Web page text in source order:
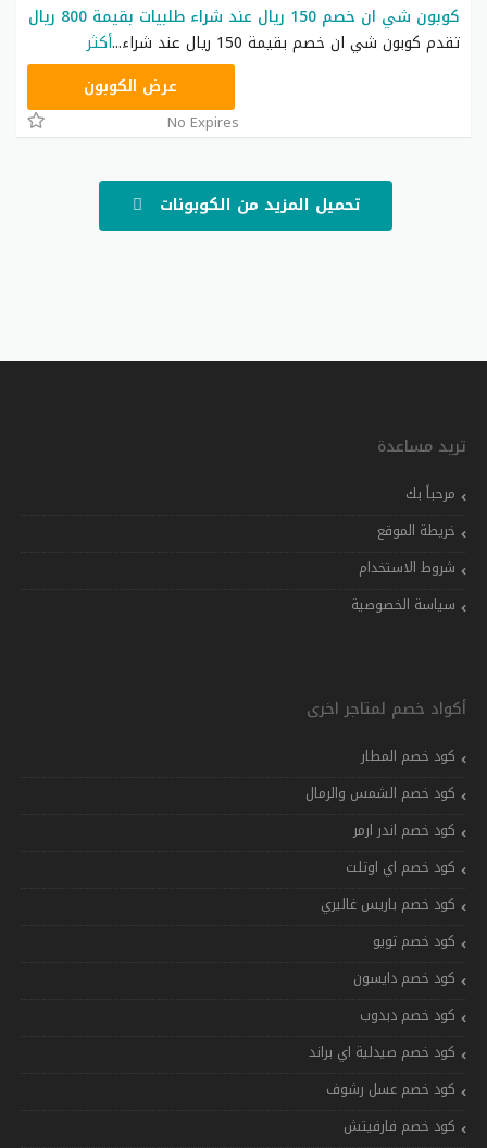
كوبون شي ان خصم 150 ريال عند شراء طلبيات بقيمة 800 ريال
تقدم كوبون شي ان خصم بقيمة 150 ريال عند شراء
...أكثر
عرض الكوبون
No Expires
تحميل المزيد من الكوبونات
تريد مساعدة
مرحباً بك
خريطة الموقع
شروط الاستخدام
سياسة الخصوصية
أكواد خصم لمتاجر اخرى
كود خصم المطار
كود خصم الشمس والرمال
كود خصم اندر ارمر
كود خصم اي اوتلت
كود خصم باريس غاليري
كود خصم تويو
كود خصم دايسون
كود خصم دبدوب
كود خصم صيدلية اي براند
كود خصم عسل رشوف
كود خصم فارفيتش